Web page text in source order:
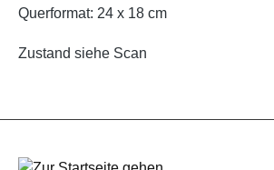
Querformat: 24 x 18 cm
Zustand siehe Scan